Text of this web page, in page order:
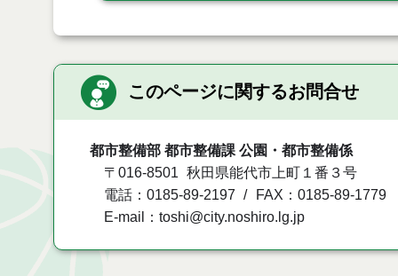
このページに関するお問合せ
都市整備部 都市整備課 公園・都市整備係
〒016-8501
秋田県能代市上町１番３号
電話：0185-89-2197
FAX：0185-89-1779
E-mail：toshi@city.noshiro.lg.jp